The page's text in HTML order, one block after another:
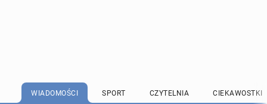
WIADOMOŚCI SPORT CZYTELNIA CIEKAWOSTKI